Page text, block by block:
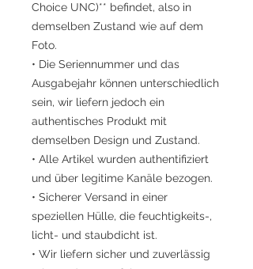
Choice UNC)** befindet, also in
demselben Zustand wie auf dem
Foto.
• Die Seriennummer und das
Ausgabejahr können unterschiedlich
sein, wir liefern jedoch ein
authentisches Produkt mit
demselben Design und Zustand.
• Alle Artikel wurden authentifiziert
und über legitime Kanäle bezogen.
• Sicherer Versand in einer
speziellen Hülle, die feuchtigkeits-,
licht- und staubdicht ist.
• Wir liefern sicher und zuverlässig